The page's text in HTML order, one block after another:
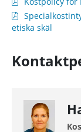
etiska skäl